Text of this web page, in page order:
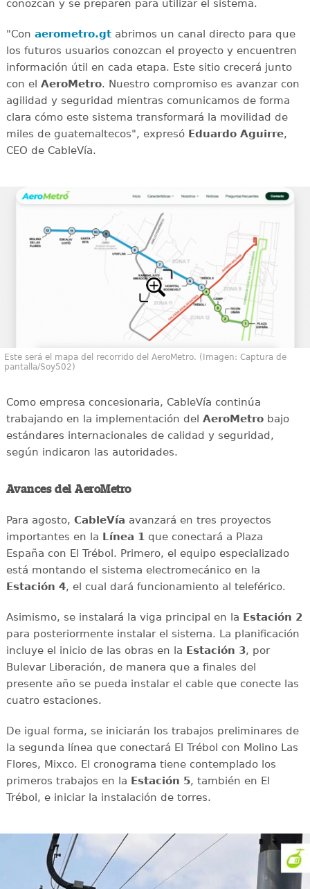
conozcan y se preparen para utilizar el sistema.
"Con aerometro.gtabrimos un canal directo para que
los futuros usuarios conozcan el proyecto y encuentren
información útil en cada etapa. Este sitio crecerá junto
con el AeroMetro. Nuestro compromiso es avanzar con
agilidad y seguridad mientras comunicamos de forma
clara cómo este sistema transformará la movilidad de
miles de guatemaltecos", expresó Eduardo Aguirre,
CEO de CableVía.
Este será el mapa del recorrido del AeroMetro. (Imagen: Captura de
pantalla/Soy502)
Como empresa concesionaria, CableVía continúa
trabajando en la implementación del AeroMetrobajo
estándares internacionales de calidad y seguridad,
según indicaron las autoridades.
Avances del AeroMetro
Para agosto, CableVía avanzará en tres proyectos
importantes en la Línea 1que conectará a Plaza
España con El Trébol. Primero, el equipo especializado
está montando el sistema electromecánico en la
Estación 4, el cual dará funcionamiento al teleférico.
Asimismo, se instalará la viga principal en la Estación 2
para posteriormente instalar el sistema. La planificación
incluye el inicio de las obras en la Estación 3, por
Bulevar Liberación, de manera que a finales del
presente año se pueda instalar el cable que conecte las
cuatro estaciones.
De igual forma, se iniciarán los trabajos preliminares de
la segunda línea que conectará El Trébol con Molino Las
Flores, Mixco. El cronograma tiene contemplado los
primeros trabajos en la Estación 5, también en El
Trébol, e iniciar la instalación de torres.